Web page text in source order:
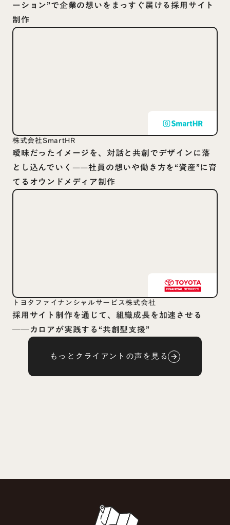
ーション”で企業の想いをまっすぐ届ける採用サイト
制作
株式会社SmartHR
曖昧だったイメージを、対話と共創でデザインに落
とし込んでいく——社員の想いや働き方を“資産”に育
てるオウンドメディア制作
トヨタファイナンシャルサービス株式会社
採用サイト制作を通じて、組織成長を加速させる
──カロアが実践する“共創型支援”
もっとクライアントの声を見る arrow_forward